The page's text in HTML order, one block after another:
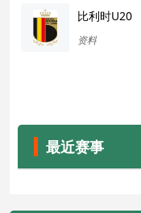
比利时U20
资料
最近赛事